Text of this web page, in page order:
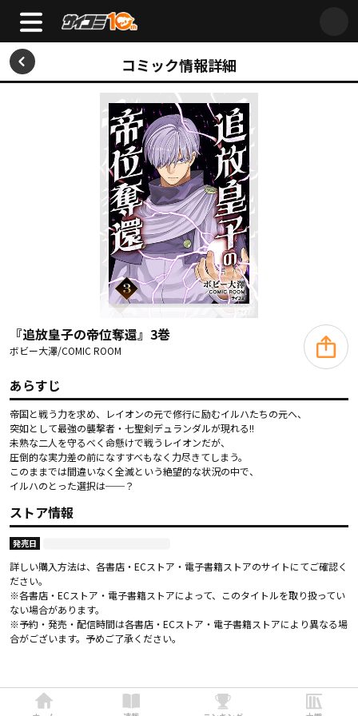
コミック情報詳細
『追放皇子の帝位奪還』3巻
ボビー大澤/COMIC ROOM
あらすじ
帝国と戦う力を求め、レイオンの元で修行に励むイルハたちの元へ、
突如として最強の襲撃者・七聖剣デュランダルが現れる!!
未熟な二人を守るべく命懸けで戦うレイオンだが、
圧倒的な実力差の前になすすべもなく力尽きてしまう。
このままでは間違いなく全滅という絶望的な状況の中で、
イルハのとった選択は──？
ストア情報
発売日
詳しい購入方法は、各書店・ECストア・電子書籍ストアのサイトにてご確認く
ださい。
※各書店・ECストア・電子書籍ストアによって、このタイトルを取り扱ってい
ない場合があります。
※予約・発売・配信時間は各書店・ECストア・電子書籍ストアにより異なる場
合がございます。予めご了承ください。